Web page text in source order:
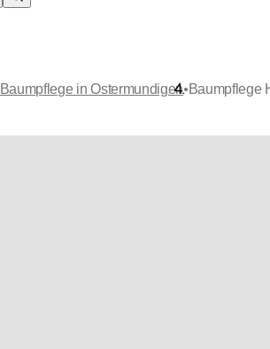
Baumpflege in Ostermundigen•Baumpflege